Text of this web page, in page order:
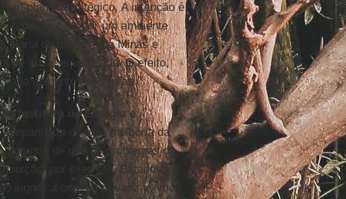
plano estratégico. A intenção é
o país passa por um ambiente
teoria do ministro de Minas e
de luz, é equivocada. O efeito,
o aumento nas tarifas."
Instituto de Energia e
de uma melhoria da
de que os problemas da
por exemplo, Estados
significa que, ao privatizar, você